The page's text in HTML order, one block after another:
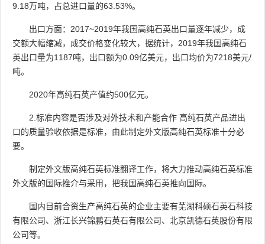
9.18万吨，占总进口量的63.53%。
出口方面：2017~2019年我国高纯石英出口量逐年减少，成
交额大幅缩减，成交价格变化较大，据统计，2019年我国高纯石
英出口量为1187吨，出口额为0.09亿美元，出口均价为7218美元/
吨。
2020年高纯石英产值约500亿元。
2.标准内容是否涉及对外技术和产能合作 高纯石英产品进出
口的质量验收依据是标准，由此制定外文版高纯石英标准十分必
要。
制定外文版高纯石英标准翻译工作，将大力推动高纯石英标准
外文版的国际推介与采用，把我国高纯石英推向国际。
国内目前合资生产高纯石英的企业主要有芜湖科硕石英石科技
有限公司、浙江长兴锦鹏石英石有限公司、北京凯德石英股份有限
公司等。